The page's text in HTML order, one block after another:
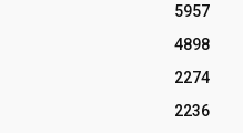
5957
4898
2274
2236